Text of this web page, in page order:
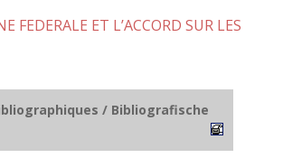
FEDERALE ET L’ACCORD SUR LES
/ Bibliografische